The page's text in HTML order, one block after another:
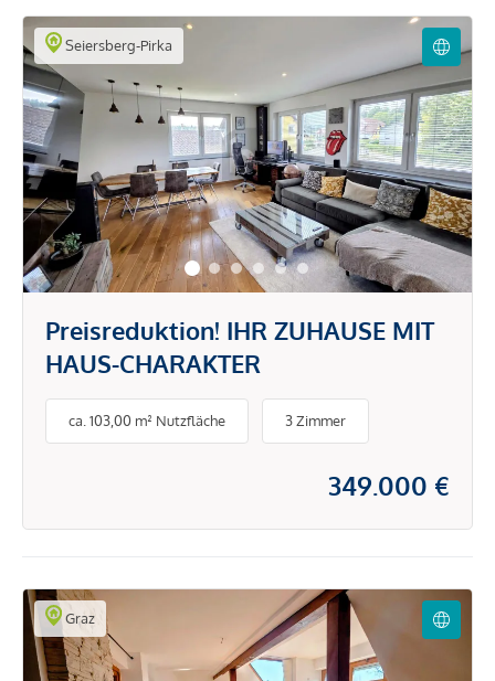
Seiersberg-Pirka
Preisreduktion! IHR ZUHAUSE MIT
HAUS-CHARAKTER
ca. 103,00 m² Nutzfläche 3 Zimmer
349.000 €
Graz